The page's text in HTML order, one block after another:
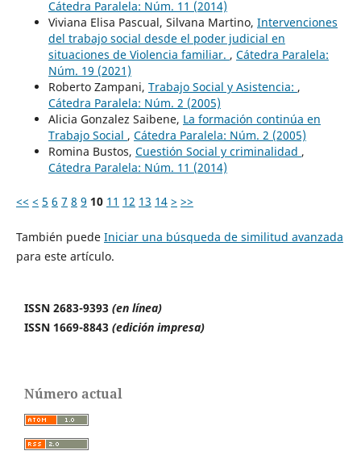
Cátedra Paralela: Núm. 11 (2014)
Viviana Elisa Pascual, Silvana Martino, Intervenciones
del trabajo social desde el poder judicial en
situaciones de Violencia familiar. , Cátedra Paralela:
Núm. 19 (2021)
Roberto Zampani, Trabajo Social y Asistencia: ,
Cátedra Paralela: Núm. 2 (2005)
Alicia Gonzalez Saibene, La formación continúa en
Trabajo Social , Cátedra Paralela: Núm. 2 (2005)
Romina Bustos, Cuestión Social y criminalidad ,
Cátedra Paralela: Núm. 11 (2014)
<< < 5 6 7 8 9 10 11 12 13 14 > >>
También puede Iniciar una búsqueda de similitud avanzada
para este artículo.
ISSN 2683-9393 (en línea)
ISSN 1669-8843 (edición impresa)
Número actual